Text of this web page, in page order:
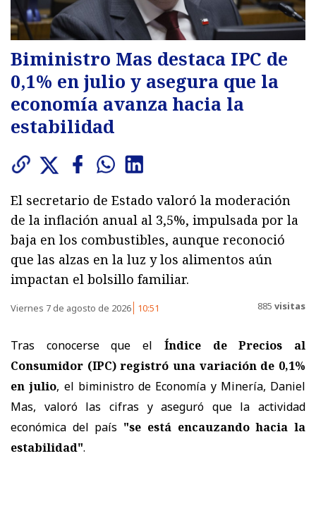
Biministro Mas destaca IPC de
0,1% en julio y asegura que la
economía avanza hacia la
estabilidad
El secretario de Estado valoró la moderación
de la inflación anual al 3,5%, impulsada por la
baja en los combustibles, aunque reconoció
que las alzas en la luz y los alimentos aún
impactan el bolsillo familiar.
Viernes 7 de agosto de 2026 10:51 885 visitas
Tras conocerse que el Índice de Precios al
Consumidor (IPC) registró una variación de 0,1%
en julio, el biministro de Economía y Minería, Daniel
Mas, valoró las cifras y aseguró que la actividad
económica del país "se está encauzando hacia la
estabilidad".